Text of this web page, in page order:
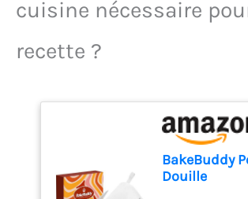
cuisine nécessaire
recette ?
BakeBuddy
Douille